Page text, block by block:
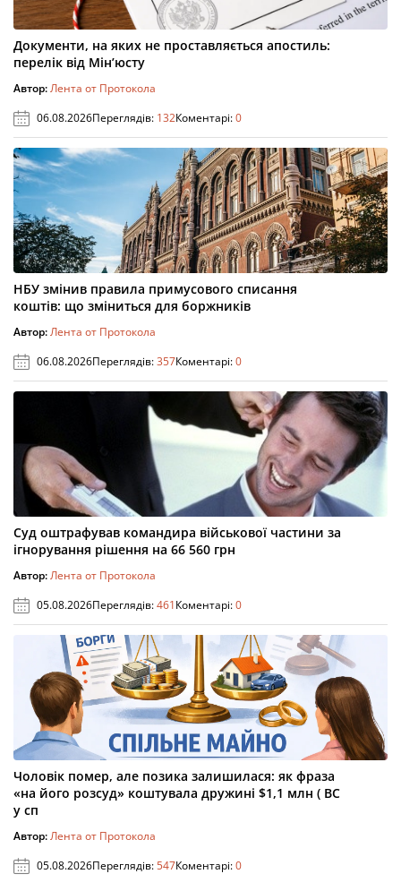
Документи, на яких не проставляється апостиль:
перелік від Мін’юсту
Автор:Лента от Протокола
06.08.2026Переглядів: 132Коментарі:0
НБУ змінив правила примусового списання
коштів: що зміниться для боржників
Автор:Лента от Протокола
06.08.2026Переглядів:357Коментарі:0
Суд оштрафував командира військової частини за
ігнорування рішення на 66 560 грн
Автор:Лента от Протокола
05.08.2026Переглядів:461Коментарі:0
Чоловік помер, але позика залишилася: як фраза
«на його розсуд» коштувала дружині $1,1 млн ( ВС
у сп
Автор:Лента от Протокола
05.08.2026Переглядів:547Коментарі:0